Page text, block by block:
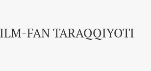
FAN TARAQQIYOTI